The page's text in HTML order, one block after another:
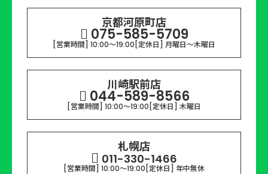
京都河原町店
075-585-5709
[営業時間] 10:00～19:00 [定休日] 月曜日〜木曜日
川崎駅前店
044-589-8566
[営業時間] 10:00～19:00 [定休日] 木曜日
札幌店
011-330-1466
[営業時間] 10:00～19:00 [定休日] 年中無休